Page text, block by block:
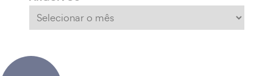
Arquivos